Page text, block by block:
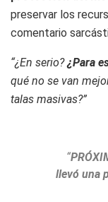
preservar los
comentario
“¿En serio?¿Para
qué no se van
talas masivas?”
“
llevó una